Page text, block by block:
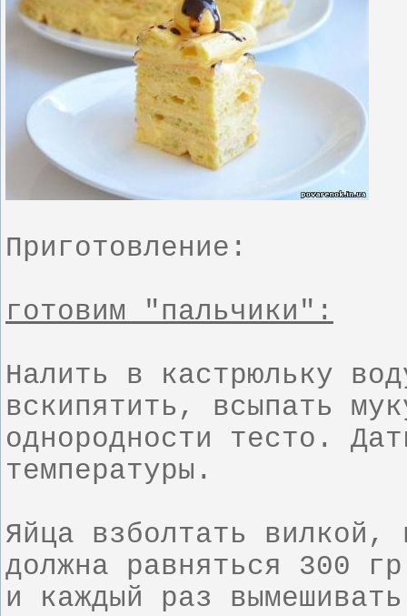
Приготовление:
готовим "пальчики":
Налить в кастрюльку
вскипятить, всыпать
однородности тесто.
температуры.
Яйца взболтать вилкой,
должна равняться 300
и каждый раз